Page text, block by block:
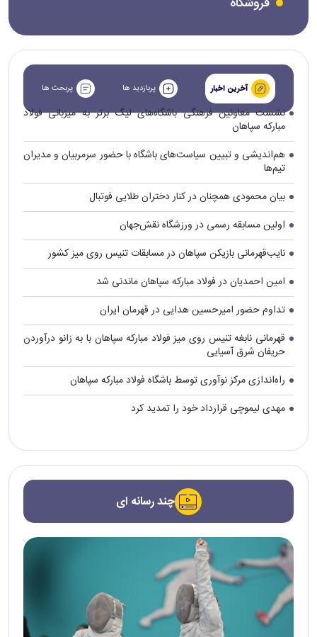
آخرین اخبار پربازدید ها پربحث ها
نشست معاونین فرهنگی باشگاه‌های لیگ برتر به میزبانی فولاد
مبارکه سپاهان
هم‌اندیشی و تبیین سیاست‌های باشگاه با حضور سرمربیان و مدیران
تیم‌ها
بیان محمودی همچنان در کنار دختران طلایی فوتبال
اولین مسابقه رسمی در ورزشگاه نقش‌جهان
نایب‌قهرمانی بازیکن سپاهان در مسابقات تنیس روی میز کشور
امین احمدیان در فولاد مبارکه سپاهان ماندنی شد
تداوم حضور امیرحسین هدایی در قهرمان ایران
قهرمانی نابغه تنیس روی میز فولاد مبارکه سپاهان با به زانو درآوردن
حریفان شرق آسیایی
راه‌اندازی مرکز نوآوری توسط باشگاه فولاد مبارکه سپاهان
مهدی لیموچی قرارداد خود را تمدید کرد
چند رسانه ای